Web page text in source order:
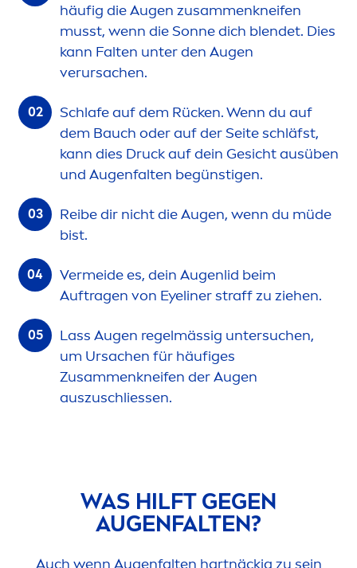
häufig die Augen zusammenkneifen
musst, wenn die Sonne dich blendet. Dies
kann Falten unter den Augen
verursachen.
Schlafe auf dem Rücken. Wenn du auf
dem Bauch oder auf der Seite schläfst,
kann dies Druck auf dein Gesicht ausüben
und Augenfalten begünstigen.
Reibe dir nicht die Augen, wenn du müde
bist.
Vermeide es, dein Augenlid beim
Auftragen von Eyeliner straff zu ziehen.
Lass Augen regelmässig untersuchen,
um Ursachen für häufiges
Zusammenkneifen der Augen
auszuschliessen.
WAS HILFT GEGEN
AUGENFALTEN?
Auch wenn Augenfalten hartnäckig zu sein